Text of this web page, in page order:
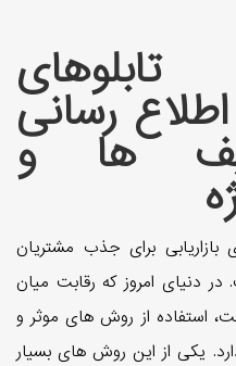
رسانی
ها و
بازاریابی برای جذب مشتریان
دنیای امروز که رقابت میان
استفاده از روش های موثر و
یکی از این روش های بسیار